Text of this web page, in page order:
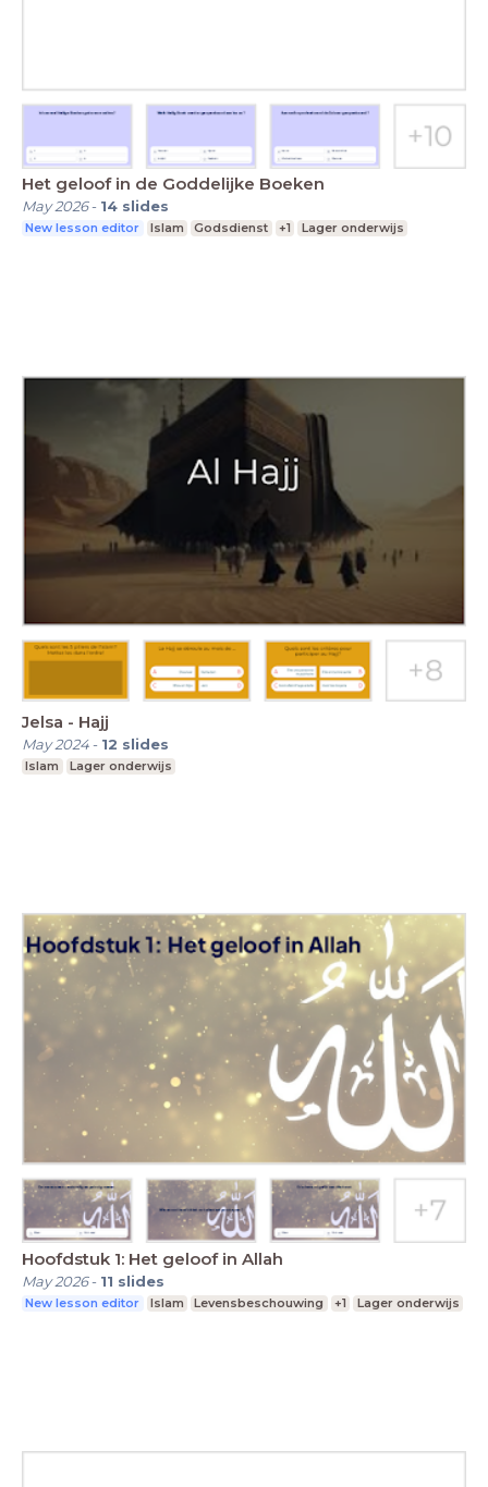
Het geloof in de Goddelijke Boeken
May 2026- 14 slides
New lesson editor Islam Godsdienst +1 Lager onderwijs
Jelsa - Hajj
May 2024- 12 slides
Islam Lager onderwijs
Hoofdstuk 1: Het geloof in Allah
May 2026- 11 slides
New lesson editor Islam Levensbeschouwing +1 Lager onderwijs